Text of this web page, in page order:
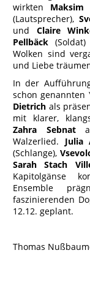
wirkten Maksim
(Lautsprecher),
und Claire
Pellbäck
Wolken sind
und Liebe
In der
schon genannten
Dietrich als
mit klarer,
Zahra Sebnat
Walzerlied. Julia
(Schlange),
Sarah Stach
Kapitolgänse
Ensemble
faszinierenden
12.12. geplant.
Thomas